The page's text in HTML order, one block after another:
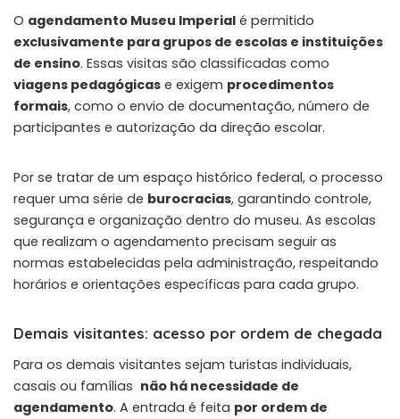
O agendamento Museu Imperial é permitido
exclusivamente para grupos de escolas e instituições
de ensino. Essas visitas são classificadas como
viagens pedagógicas e exigem procedimentos
formais, como o envio de documentação, número de
participantes e autorização da direção escolar.
Por se tratar de um espaço histórico federal, o processo
requer uma série de burocracias, garantindo controle,
segurança e organização dentro do museu. As escolas
que realizam o agendamento precisam seguir as
normas estabelecidas pela administração, respeitando
horários e orientações específicas para cada grupo.
Demais visitantes: acesso por ordem de chegada
Para os demais visitantes sejam turistas individuais,
casais ou famílias não há necessidade de
agendamento. A entrada é feita por ordem de